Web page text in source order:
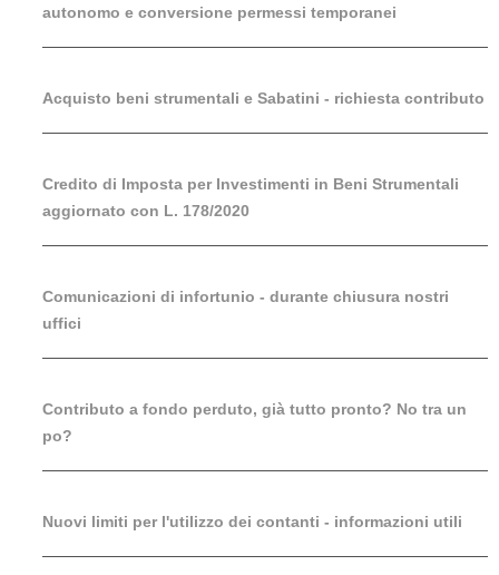
autonomo e conversione permessi temporanei
Acquisto beni strumentali e Sabatini - richiesta contributo
Credito di Imposta per Investimenti in Beni Strumentali
aggiornato con L. 178/2020
Comunicazioni di infortunio - durante chiusura nostri
uffici
Contributo a fondo perduto, già tutto pronto? No tra un
po?
Nuovi limiti per l'utilizzo dei contanti - informazioni utili